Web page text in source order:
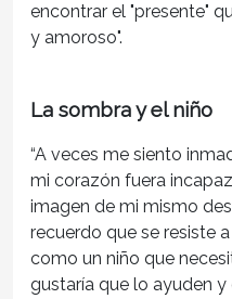
encontrar el "presente"
y amoroso".
La sombra y el niño
“A veces me siento
mi corazón fuera
imagen de mi mismo
recuerdo que se resiste
como un niño que
gustaría que lo ayuden